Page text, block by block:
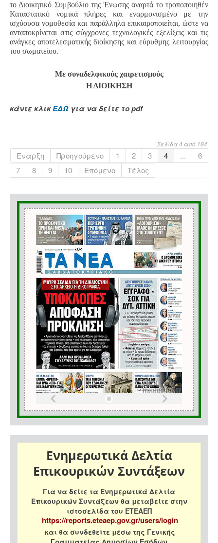
το Διοικητικό Συμβούλιο της Ένωσης αναρτά το τροποποιηθέν
Καταστατικό νομικά πλήρες και εναρμονισμένο με την
ισχύουσα νομοθεσία και παράλληλα επικαιροποιείται, ώστε να
ανταποκρίνεται στις σύγχρονες τεχνολογικές εξελίξεις και τις
ανάγκες αποτελεσματικής διοίκησης και εύρυθμης λειτουργίας
του σωματείου.
Με συναδελφικούς χαιρετισμούς
Η ΔΙΟΙΚΗΣΗ
κάντε κλικΕΔΩ για να δείτε το pdf
Σελίδα 4 από 184
Έναρξη Προηγούμενο 1 2 3 4 ...
6
7
8 9 10 Επόμενο Τέλος
Ενημερωτικά Δελτία
Επικουρικών Συντάξεων
Για να δείτε τα Ενημερωτικά Δελτία
Επικουρικών Συντάξεων θα μεταβείτε στην
ιστοσελίδα του ΕΤΕΑΕΠ
https://reports.eteaep.gov.gr/users/login
και θα συνδεθείτε μέσω της Γενικής